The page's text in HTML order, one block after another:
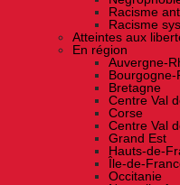
Racisme
Racisme
Atteintes aux
En région
Auvergne-
Bretagne
Centre Val
Corse
Centre Val
Grand Est
Hauts-de-
Île-de-
Occitanie